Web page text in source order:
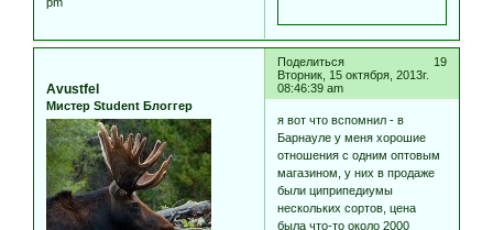
Поделиться
19
Вторник, 15 октября, 2013г.
08:46:39 am
Avustfel
Мистер Student Блоггер
я вот что вспомнил - в
Барнауле у меня хорошие
отношения с одним оптовым
магазином, у них в продаже
были циприпедиумы
нескольких сортов, цена
была что-то около 2000